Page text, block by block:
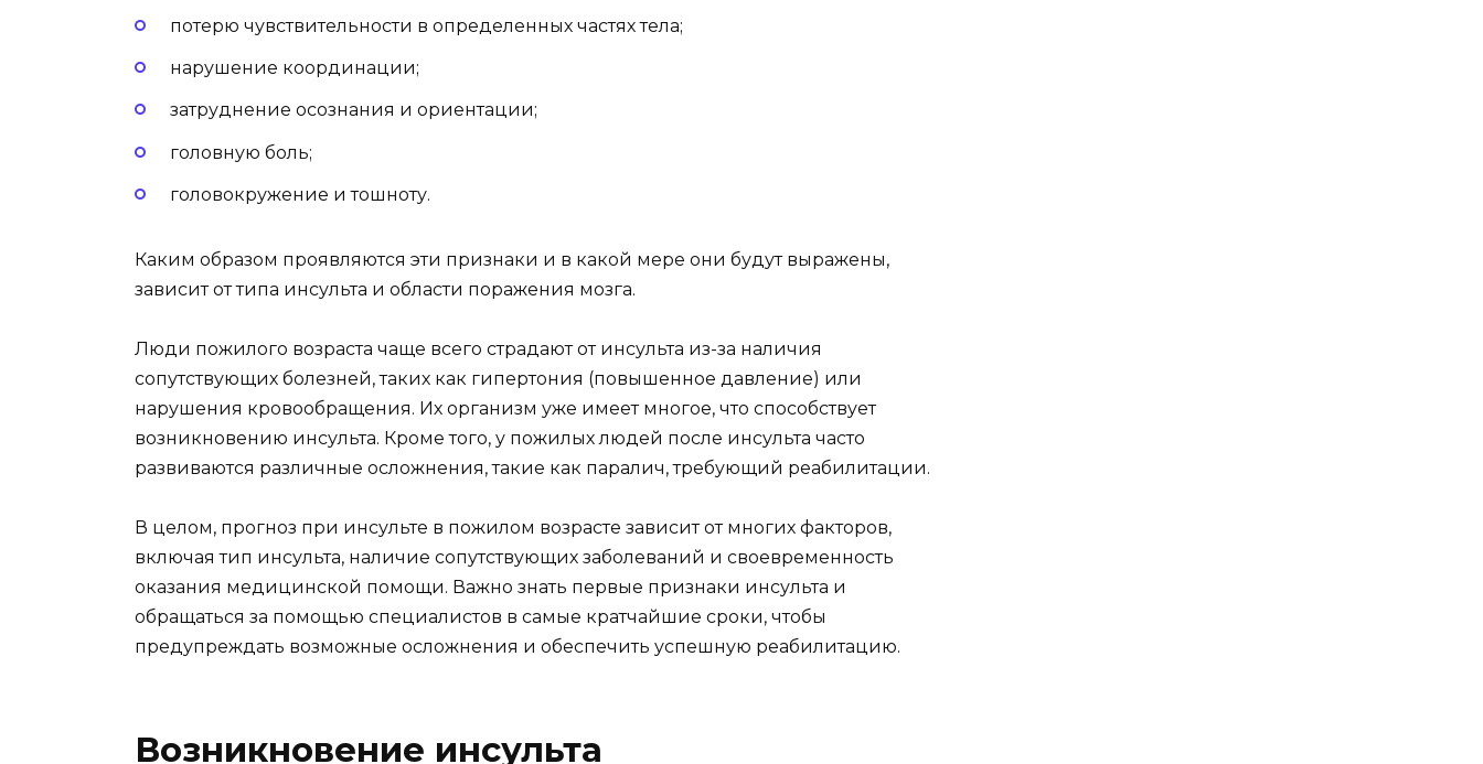
потерю чувствительности в определенных частях тела;
нарушение координации;
затруднение осознания и ориентации;
головную боль;
головокружение и тошноту.
Каким образом проявляются эти признаки и в какой мере они будут выражены,
зависит от типа инсульта и области поражения мозга.
Люди пожилого возраста чаще всего страдают от инсульта из-за наличия
сопутствующих болезней, таких как гипертония (повышенное давление) или
нарушения кровообращения. Их организм уже имеет многое, что способствует
возникновению инсульта. Кроме того, у пожилых людей после инсульта часто
развиваются различные осложнения, такие как паралич, требующий реабилитации.
В целом, прогноз при инсульте в пожилом возрасте зависит от многих факторов,
включая тип инсульта, наличие сопутствующих заболеваний и своевременность
оказания медицинской помощи. Важно знать первые признаки инсульта и
обращаться за помощью специалистов в самые кратчайшие сроки, чтобы
предупреждать возможные осложнения и обеспечить успешную реабилитацию.
Возникновение инсульта